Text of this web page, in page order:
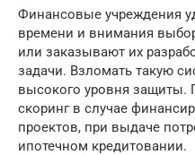
Финансовые учреждения
времени и внимания
или заказывают их
задачи. Взломать такую
высокого уровня защиты.
скоринг в случае
проектов, при выдаче
ипотечном кредитовании.